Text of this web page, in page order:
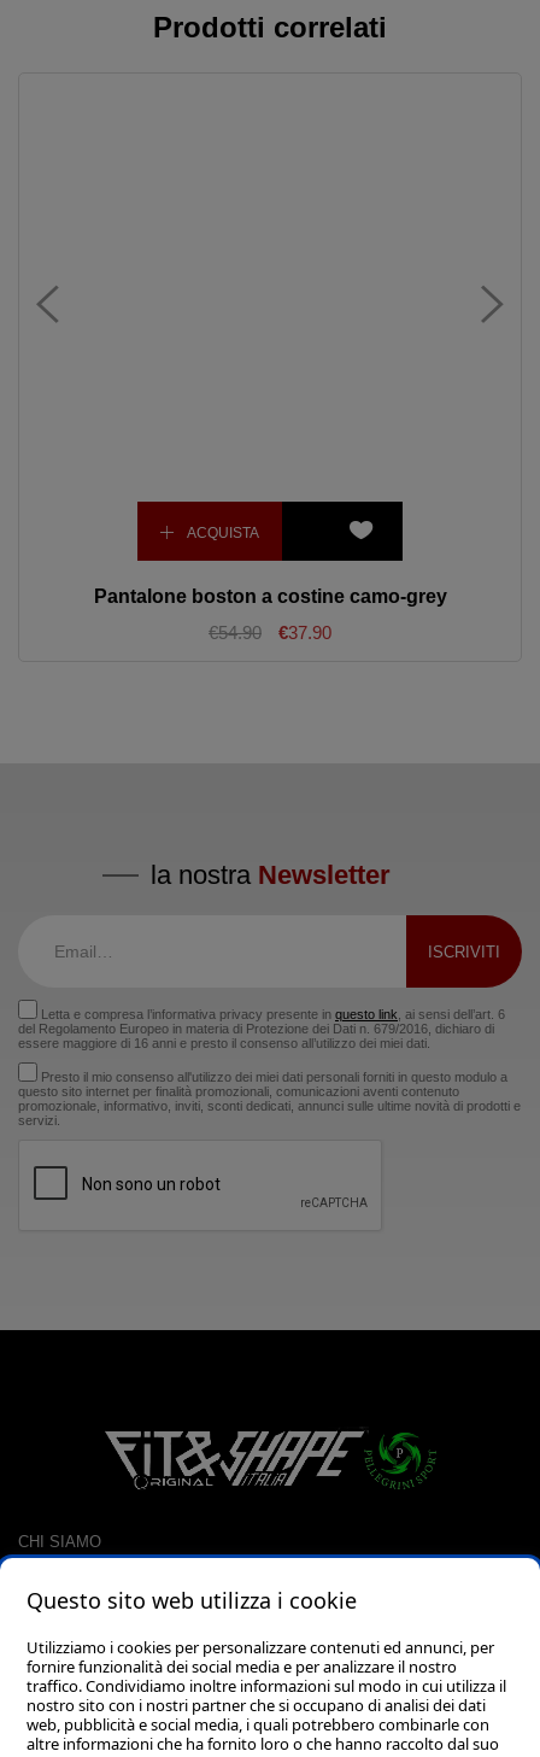
Prodotti correlati
ACQUISTA
Pantalone boston a costine camo-grey
€54.90
€37.90
la nostra Newsletter
Letta e compresa l’informativa privacy presente in questo link , ai sensi dell’art. 6
del Regolamento Europeo in materia di Protezione dei Dati n. 679/2016, dichiaro di
essere maggiore di 16 anni e presto il consenso all’utilizzo dei miei dati.
Presto il mio consenso all'utilizzo dei miei dati personali forniti in questo modulo a
questo sito internet per finalità promozionali, comunicazioni aventi contenuto
promozionale, informativo, inviti, sconti dedicati, annunci sulle ultime novità di prodotti e
servizi.
CHI SIAMO
RACCOLTA PUNTI
LOGIN
PASSWORD DIMENTICATA?
Questo sito web utilizza i cookie
Utilizziamo i cookies per personalizzare contenuti ed annunci, per
fornire funzionalità dei social media e per analizzare il nostro
traffico. Condividiamo inoltre informazioni sul modo in cui utilizza il
nostro sito con i nostri partner che si occupano di analisi dei dati
web, pubblicità e social media, i quali potrebbero combinarle con
altre informazioni che ha fornito loro o che hanno raccolto dal suo